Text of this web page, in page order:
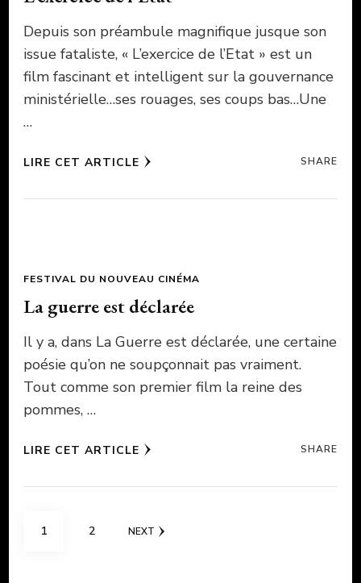
Depuis son préambule magnifique jusque son
issue fataliste, « L’exercice de l’Etat » est un
film fascinant et intelligent sur la gouvernance
ministérielle…ses rouages, ses coups bas…Une
…
LIRE CET ARTICLE SHARE
FESTIVAL DU NOUVEAU CINÉMA
La guerre est déclarée
Il y a, dans La Guerre est déclarée, une certaine
poésie qu’on ne soupçonnait pas vraiment.
Tout comme son premier film la reine des
pommes, …
LIRE CET ARTICLE SHARE
Pagination
PAGE
1 PAGE
2 NEXT